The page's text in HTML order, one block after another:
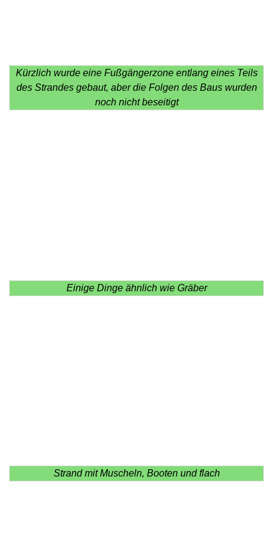
Kürzlich wurde eine Fußgängerzone entlang eines Teils
des Strandes gebaut, aber die Folgen des Baus wurden
noch nicht beseitigt
Einige Dinge ähnlich wie Gräber
Strand mit Muscheln, Booten und flach